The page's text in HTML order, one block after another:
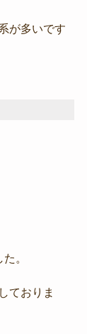
が多いです
。
ておりま